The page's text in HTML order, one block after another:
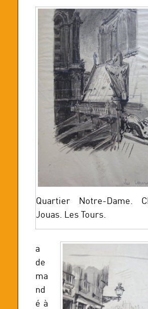
Quartier Notre-Dame.
Jouas. Les Tours.
a
de
ma
nd
é à